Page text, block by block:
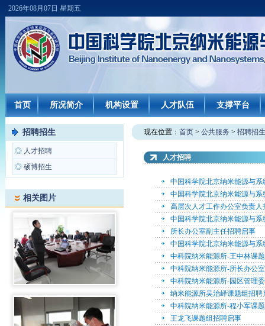
2026年08月07日 星期五
首页 所况简介 机构设置 人才队伍 支撑平台
招聘招生
◎ 人才招聘
◎ 硕博招生
相关图片
现在位置： 首页> 公共服务 > 招聘招生
人才招聘
中国科学院北京纳米能源与
中国科学院北京纳米能源与
高层次人才工作办公室负责人
中国科学院北京纳米能源与
所长办公室副主任招聘启事
中国科学院北京纳米能源与
中科院纳米能源所-王中林课
中科院纳米能源所-所长办公
中科院纳米能源所-园区管理
纳米能源所吴治峄课题组招聘
中科院纳米能源所-程小军课
王龙飞课题组招聘启事